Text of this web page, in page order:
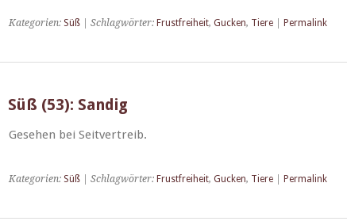
Kategorien: Süß| Schlagwörter: Frustfreiheit, Gucken, Tiere| Permalink
Süß (53): Sandig
Gese­hen bei Seitvertreib.
Kategorien: Süß| Schlagwörter: Frustfreiheit, Gucken, Tiere| Permalink